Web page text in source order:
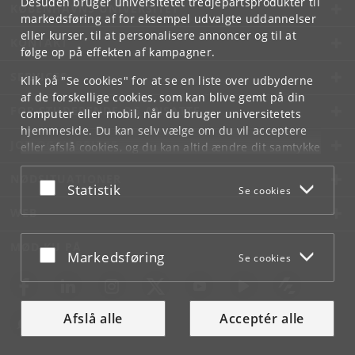
markedsføring af for eksempel udvalgte uddannelser
eller kurser, til at personalisere annoncer og til at
følge op på effekten af kampagner.
Klik på "Se cookies" for at se en liste over udbyderne
af de forskellige cookies, som kan blive gemt på din
computer eller mobil, når du bruger universitetets
hjemmeside. Du kan selv vælge om du vil acceptere
eller afslå cookies, og du kan altid ændre dit samtykke
underCookie- og privatlivspolitiksom du finder i
bunden af hver side.
Acceptér eller afslå
Statistik Se cookies
Acceptér eller afslå
Markedsføring Se cookies
Afslå alle Acceptér alle
KØBENHAVNS UNIVERSITET
KONTAKT
SERVICES
FOR STUDERENDE OG ANSATTE
JOB OG KARRIERE
NØDSITUATIONER
WEB
MØD KU PÅ